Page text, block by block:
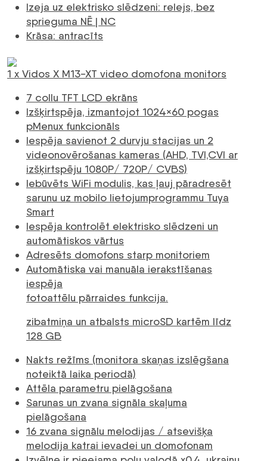
Izeja uz elektrisko slēdzeni: relejs, bez
sprieguma NĒ | NC
Krāsa: antracīts
1 x Vidos X M13-XT video domofona monitors
7 collu TFT LCD ekrāns
Izšķirtspēja, izmantojot 1024×60 pogas
pMenux funkcionāls
Iespēja savienot 2 durvju stacijas un 2
videonovērošanas kameras (AHD, TVI,CVI ar
izšķirtspēju 1080P/ 720P/ CVBS)
Iebūvēts WiFi modulis, kas ļauj pāradresēt
sarunu uz mobilo lietojumprogrammu Tuya
Smart
Iespēja kontrolēt elektrisko slēdzeni un
automātiskos vārtus
Adresēts domofons starp monitoriem
Automātiska vai manuāla ierakstīšanas
iespēja
fotoattēlu pārraides funkcija.
zibatmiņa un atbalsts microSD kartēm līdz
128 GB
Nakts režīms (monitora skaņas izslēgšana
noteiktā laika periodā)
Attēla parametru pielāgošana
Sarunas un zvana signāla skaļuma
pielāgošana
16 zvana signālu melodijas / atsevišķa
melodija katrai ievadei un domofonam